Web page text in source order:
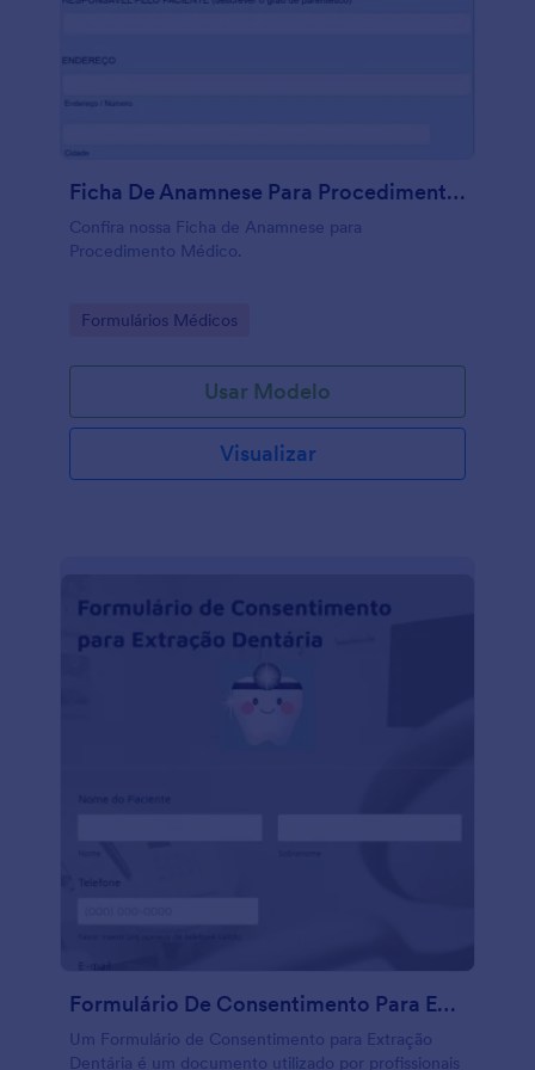
Ficha De Anamnese Para Procedimento Médico
Confira nossa Ficha de Anamnese para
Procedimento Médico.
Go to Category:
Formulários Médicos
Usar Modelo
Visualizar
Formulário De Consentimento Para Extração Dentária
Um Formulário de Consentimento para Extração
Dentária é um documento utilizado por profissionais